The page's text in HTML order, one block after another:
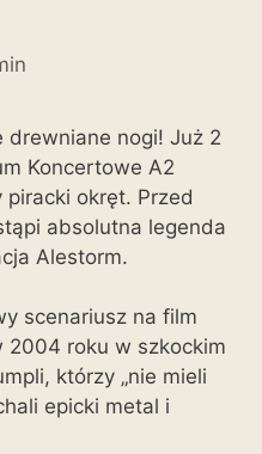
drewniane nogi! Już 2
Koncertowe A2
okręt. Przed
absolutna legenda
Alestorm.
scenariusz na film
2004 roku w szkockim
którzy „nie mieli
epicki metal i